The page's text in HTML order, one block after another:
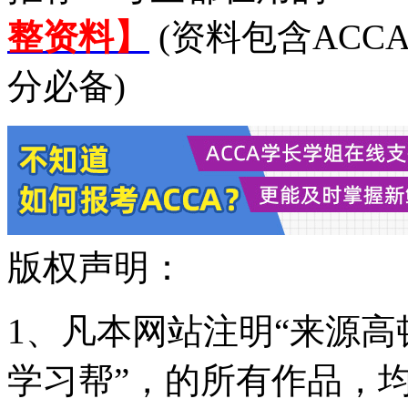
整资料】
(资料包含
分必备)
版权声明：
1、凡本网站注明“来源
学习帮”，的所有作品，